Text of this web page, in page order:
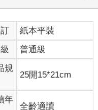
紙本平裝
普通級
規
25開15*21cm
年
全齡適讀